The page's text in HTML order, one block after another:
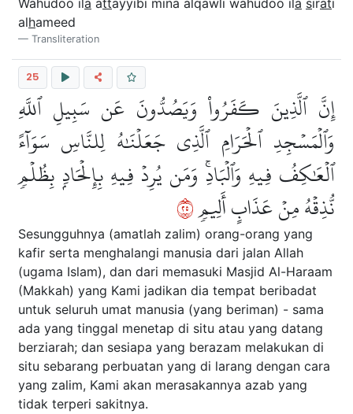
alhameed
Transliteration
25
إِنَّ ٱلَّذِينَ كَفَرُواْ وَيَصُدُّونَ عَن سَبِيلِ ٱللَّهِ
وَٱلۡمَسۡجِدِ ٱلۡحَرَامِ ٱلَّذِي جَعَلۡنَٰهُ لِلنَّاسِ سَوَآءً
ٱلۡعَٰكِفُ فِيهِ وَٱلۡبَادِۚ وَمَن يُرِدۡ فِيهِ بِإِلۡحَادِۭ بِظُلۡمٖ
نُّذِقۡهُ مِنۡ عَذَابٍ أَلِيمٖ٥٢
Sesungguhnya (amatlah zalim) orang-orang yang
kafir serta menghalangi manusia dari jalan Allah
(ugama Islam), dan dari memasuki Masjid Al-Haraam
(Makkah) yang Kami jadikan dia tempat beribadat
untuk seluruh umat manusia (yang beriman) - sama
ada yang tinggal menetap di situ atau yang datang
berziarah; dan sesiapa yang berazam melakukan di
situ sebarang perbuatan yang di larang dengan cara
yang zalim, Kami akan merasakannya azab yang
tidak terperi sakitnya.